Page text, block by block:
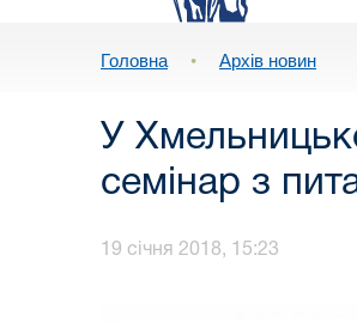
Головна • Архів новин
У
семінар з
19 січня 2018, 15:23